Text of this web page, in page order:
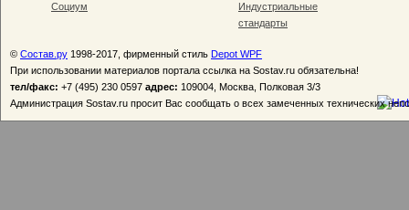
Социум
Индустриальные
стандарты
© Состав.ру 1998-2017, фирменный стиль Depot WPF
При использовании материалов портала ссылка на Sostav.ru обязательна!
тел/факс: +7 (495) 230 0597 адрес: 109004, Москва, Полковая 3/3
Администрация Sostav.ru просит Вас сообщать о всех замеченных технических